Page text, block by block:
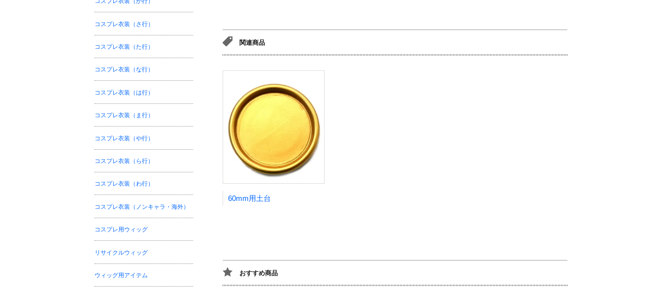
関連商品
60mm用土台
おすすめ商品
コスプレ衣装（さ行）
コスプレ衣装（た行）
コスプレ衣装（な行）
コスプレ衣装（は行）
コスプレ衣装（ま行）
コスプレ衣装（や行）
コスプレ衣装（ら行）
コスプレ衣装（わ行）
コスプレ衣装（ノンキャラ・海外）
コスプレ用ウィッグ
リサイクルウィッグ
ウィッグ用アイテム